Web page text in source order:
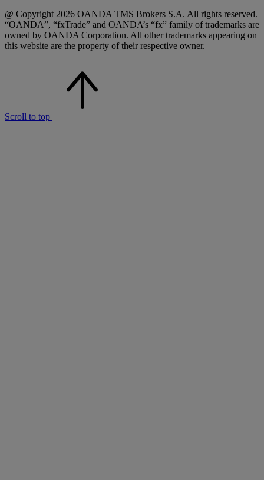
@ Copyright 2026 OANDA TMS Brokers S.A. All rights reserved.
“OANDA”, “fxTrade” and OANDA’s “fx” family of trademarks are
owned by OANDA Corporation. All other trademarks appearing on
this website are the property of their respective owner.
Scroll to top